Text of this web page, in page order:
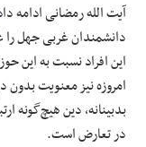
آیت الله رمضانی ادامه
دانشمندان غربی جهل
این افراد نسبت به این
امروزه نیز معنویت
بدبینانه، دین هیچ‌گونه
در تعارض است.